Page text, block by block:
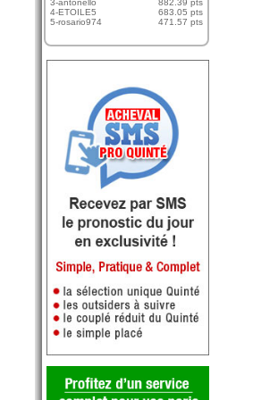
3-antonello
882.39 pts
4-ETOILE5
683.05 pts
5-rosario974
471.57 pts